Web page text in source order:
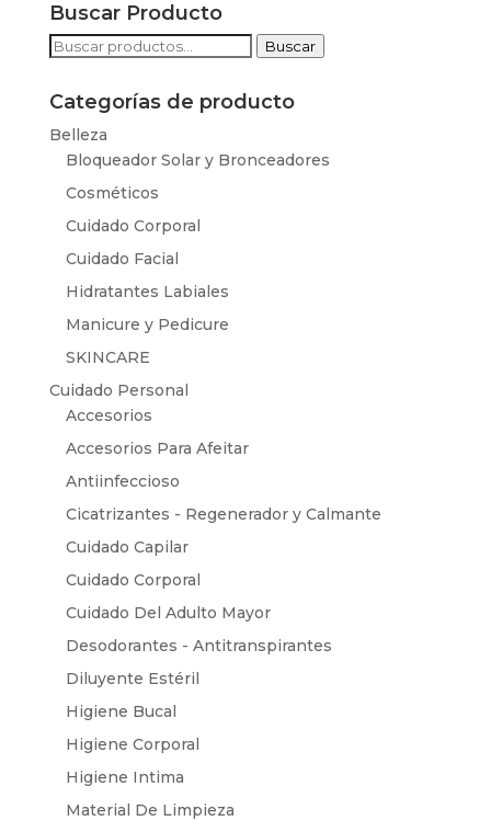
Buscar Producto
Buscar
Buscar
Categorías de producto
Belleza
Bloqueador Solar y Bronceadores
Cosméticos
Cuidado Corporal
Cuidado Facial
Hidratantes Labiales
Manicure y Pedicure
SKINCARE
Cuidado Personal
Accesorios
Accesorios Para Afeitar
Antiinfeccioso
Cicatrizantes - Regenerador y Calmante
Cuidado Capilar
Cuidado Corporal
Cuidado Del Adulto Mayor
Desodorantes - Antitranspirantes
Diluyente Estéril
Higiene Bucal
Higiene Corporal
Higiene Intima
Material De Limpieza